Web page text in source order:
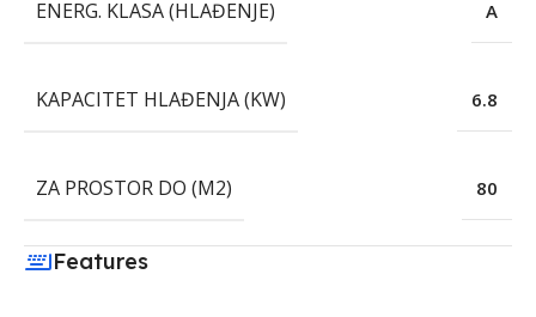
ENERG. KLASA (HLAĐENJE) A
KAPACITET HLAĐENJA (KW) 6.8
ZA PROSTOR DO (M2) 80
Features